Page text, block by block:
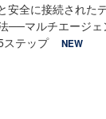
安全に接続された
──マルチエージ
ステップ
NEW